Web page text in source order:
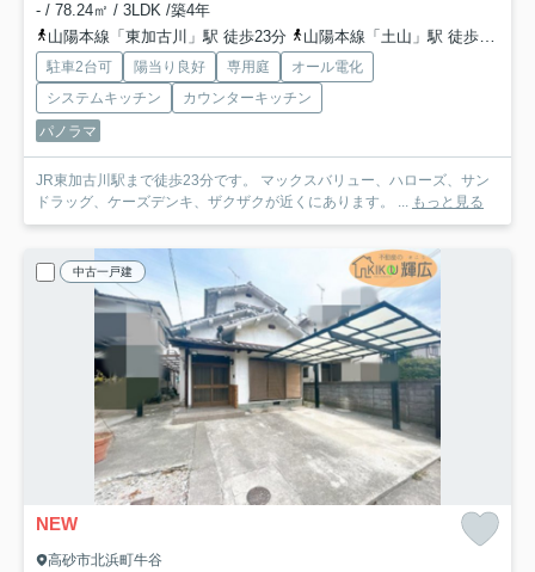
- / 78.24㎡ / 3LDK /築4年
山陽本線「東加古川」駅 徒歩23分
山陽本線「土山」駅 徒歩30分
駐車2台可 陽当り良好 専用庭
オール電化
システムキッチン
カウンターキッチン
パノラマ
JR東加古川駅まで徒歩23分です。 マックスバリュー、ハローズ、サン
ドラッグ、ケーズデンキ、ザクザクが近くにあります。 ... もっと見る
中古一戸建
NEW
高砂市北浜町牛谷